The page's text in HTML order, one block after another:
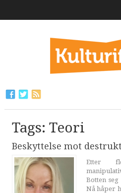
Tags: Teori
Beskyttelse mot
Etter
Botten
Nå håper